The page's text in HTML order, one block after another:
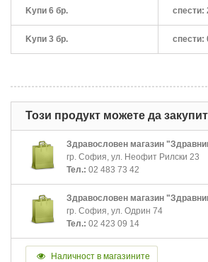
Kупи 6 бр. спести:
Kупи 3 бр. спести:
Този продукт можете да
Здравословен магазин
гр. София, ул. Неофит Рилски 23
Тел.: 02 483 73 42
Здравословен магазин
гр. София, ул. Одрин 74
Тел.: 02 423 09 14
Наличност в магазините